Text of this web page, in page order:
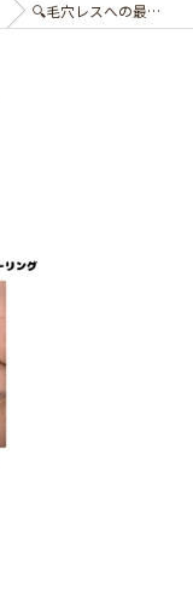
🔍毛穴レスへの最短ルート✨